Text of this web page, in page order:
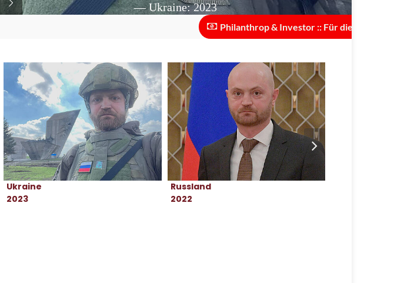
— Ukraine: 2023
Philanthrop & Investor :: Für die Skalierung des
Ukraine
2023
Russland
2022